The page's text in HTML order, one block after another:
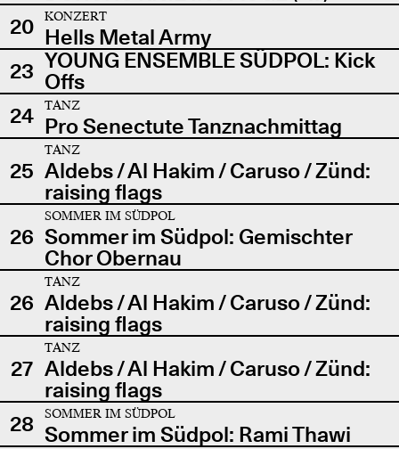
20
KONZERT
Hells Metal Army
23 YOUNG ENSEMBLE SÜDPOL: Kick
Offs
24
TANZ
Pro Senectute Tanznachmittag
25
TANZ
Aldebs / Al Hakim / Caruso / Zünd:
raising flags
26
SOMMER IM SÜDPOL
Sommer im Südpol: Gemischter
Chor Obernau
26
TANZ
Aldebs / Al Hakim / Caruso / Zünd:
raising flags
27
TANZ
Aldebs / Al Hakim / Caruso / Zünd:
raising flags
28
SOMMER IM SÜDPOL
Sommer im Südpol: Rami Thawi